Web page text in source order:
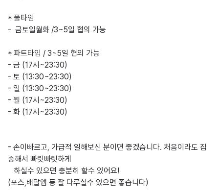
* 풀타임
-  금토일월화 /3~5일 협의 가능
* 파트타임 / 3~5일 협의 가능
- 금 (17시~23:30)
- 토 (13:30~23:30)
- 일 (13:30~23:30)
- 월 (17시~23:30)
- 화 (17시~23:30)
- 손이빠르고, 가급적 일해보신 분이면 좋겠습니다. 처음이라도 집
중해서 빠릿빠릿하게
(포스,배달앱 등 잘 다루실수 있으면 좋습니다)